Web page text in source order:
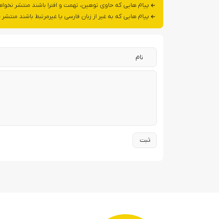
پیام هایی که حاوی توهین، تهمت و افترا باشند منتشر
پیام هایی که به غیر از زبان فارسی یا غیرمرتبط باشند